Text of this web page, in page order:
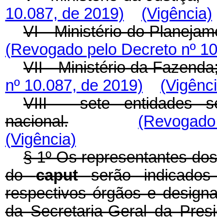
10.087, de 2019)
(Vigência)
VI - Ministério do
(Revogado pelo Decreto nº
VII - Ministério da
nº 10.087, de 2019)
VIII - sete entidades
nacional.
(Vigência)
§ 1º Os representantes
docaputserão
respectivos órgãos e
da Secretaria-Geral da